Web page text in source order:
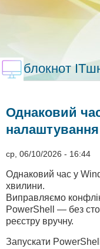
до
блокнот
Однаковий
ср, 06/10/2026 - 16:44
Однаковий час у
хвилини.
Виправляємо
PowerShell — без
реєстру вручну.
Запускати PowerShell